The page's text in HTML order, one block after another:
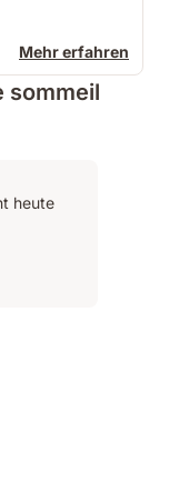
Mehr erfahren
sommeil
heute